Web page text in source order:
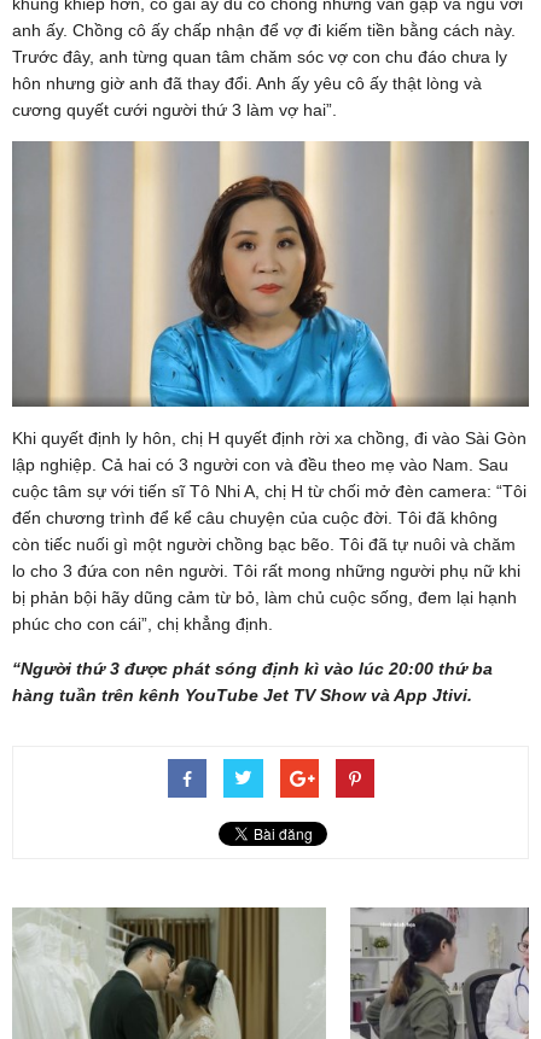
anh ấy. Chồng cô ấy chấp nhận để vợ đi kiếm tiền bằng cách này.
Trước đây, anh từng quan tâm chăm sóc vợ con chu đáo chưa ly
hôn nhưng giờ anh đã thay đổi. Anh ấy yêu cô ấy thật lòng và
cương quyết cưới người thứ 3 làm vợ hai”.
Khi quyết định ly hôn, chị H quyết định rời xa chồng, đi vào Sài Gòn
lập nghiệp. Cả hai có 3 người con và đều theo mẹ vào Nam. Sau
cuộc tâm sự với tiến sĩ Tô Nhi A, chị H từ chối mở đèn camera: “Tôi
đến chương trình để kể câu chuyện của cuộc đời. Tôi đã không
còn tiếc nuối gì một người chồng bạc bẽo. Tôi đã tự nuôi và chăm
lo cho 3 đứa con nên người. Tôi rất mong những người phụ nữ khi
bị phản bội hãy dũng cảm từ bỏ, làm chủ cuộc sống, đem lại hạnh
phúc cho con cái”, chị khẳng định.
“Người thứ 3 được phát sóng định kì vào lúc 20:00 thứ ba
hàng tuần trên kênh YouTube Jet TV Show và App Jtivi.